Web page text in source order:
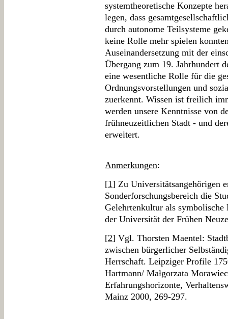
systemtheoretische Konzepte
legen, dass
durch autonome Teilsysteme
keine Rolle mehr spielen
Auseinandersetzung mit der
Übergang zum 19. Jahrhundert
eine wesentliche Rolle für die
Ordnungsvorstellungen und
zuerkennt. Wissen ist freilich
werden unsere Kenntnisse von
frühneuzeitlichen Stadt - und
erweitert.
Anmerkungen:
[1] Zu Universitätsangehörigen
Sonderforschungsbereich die
Gelehrtenkultur als
der Universität der Frühen
[2] Vgl. Thorsten Maentel:
zwischen bürgerlicher
Herrschaft. Leipziger Profile
Hartmann/ Małgorzata
Erfahrungshorizonte,
Mainz 2000, 269-297.